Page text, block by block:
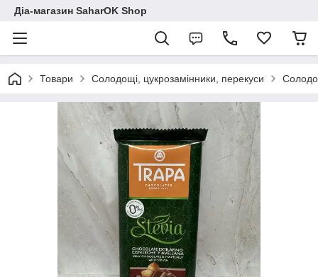
Діа-магазин SaharOK Shop
Товари Солодощі, цукрозамінники, перекуси